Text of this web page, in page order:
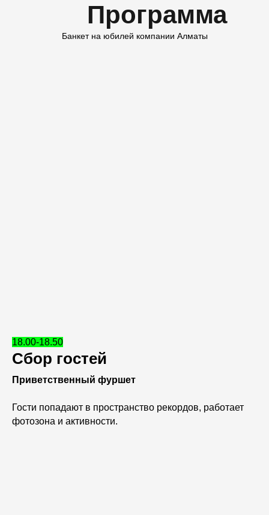
Программа
Банкет на юбилей компании Алматы
18.00-18.50
Сбор гостей
Приветственный фуршет
Гости попадают в пространство рекордов, работает
фотозона и активности.